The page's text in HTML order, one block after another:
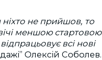
ніхто не прийшов, то
меншою стартовою
всі нові
Олексій Соболев.